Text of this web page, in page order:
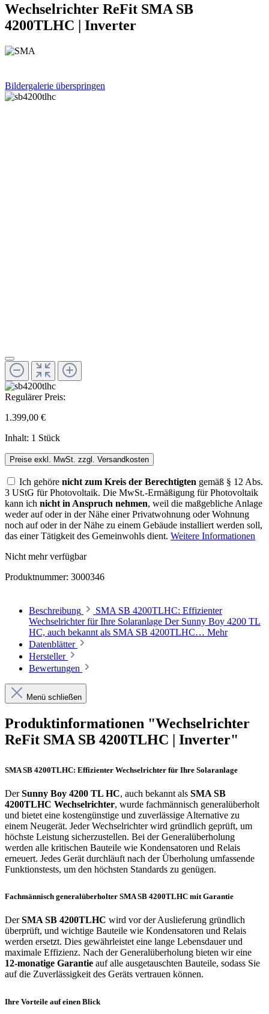
Wechselrichter ReFit SMA SB
4200TLHC | Inverter
Bildergalerie überspringen
Regulärer Preis:
1.399,00 €
Inhalt: 1 Stück
Preise exkl. MwSt. zzgl. Versandkosten
Ich gehöre nicht zum Kreis der Berechtigten gemäß § 12 Abs.
3 UStG für Photovoltaik. Die MwSt.-Ermäßigung für Photovoltaik
kann ich nicht in Anspruch nehmen, weil die maßgebliche Anlage
weder auf oder in der Nähe einer Privatwohnung oder Wohnung
noch auf oder in der Nähe zu einem Gebäude installiert werden soll,
das einer Tätigkeit des Gemeinwohls dient. Weitere Informationen
Nicht mehr verfügbar
Produktnummer: 3000346
Beschreibung
SMA SB 4200TLHC: Effizienter
Wechselrichter für Ihre Solaranlage Der Sunny Boy 4200 TL
HC, auch bekannt als SMA SB 4200TLHC… Mehr
Datenblätter
Hersteller
Bewertungen
Menü schließen
Produktinformationen "Wechselrichter
ReFit SMA SB 4200TLHC | Inverter"
SMA SB 4200TLHC: Effizienter Wechselrichter für Ihre Solaranlage
DerSunny Boy 4200 TL HC, auch bekannt als SMA SB
4200TLHC Wechselrichter, wurde fachmännisch generalüberholt
und bietet eine kostengünstige und zuverlässige Alternative zu
einem Neugerät. Jeder Wechselrichter wird gründlich geprüft, um
höchste Leistung sicherzustellen. Bei der Generalüberholung
werden alle kritischen Bauteile wie Kondensatoren und Relais
erneuert. Jedes Gerät durchläuft nach der Überholung umfassende
Funktionstests, um den höchsten Standards zu genügen.
Fachmännisch generalüberholter SMA SB 4200TLHC mit Garantie
DerSMA SB 4200TLHC wird vor der Auslieferung gründlich
überprüft, und wichtige Bauteile wie Kondensatoren und Relais
werden ersetzt. Dies gewährleistet eine lange Lebensdauer und
maximale Effizienz. Nach der Generalüberholung bieten wir eine
12-monatige Garantie auf alle ausgetauschten Bauteile, sodass Sie
auf die Zuverlässigkeit des Geräts vertrauen können.
Ihre Vorteile auf einen Blick